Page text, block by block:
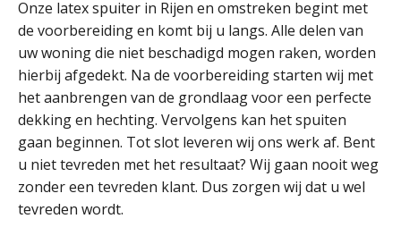
Onze latex spuiter in Rijen en omstreken begint met
de voorbereiding en komt bij u langs. Alle delen van
uw woning die niet beschadigd mogen raken, worden
hierbij afgedekt. Na de voorbereiding starten wij met
het aanbrengen van de grondlaag voor een perfecte
dekking en hechting. Vervolgens kan het spuiten
gaan beginnen. Tot slot leveren wij ons werk af. Bent
u niet tevreden met het resultaat? Wij gaan nooit weg
zonder een tevreden klant. Dus zorgen wij dat u wel
tevreden wordt.